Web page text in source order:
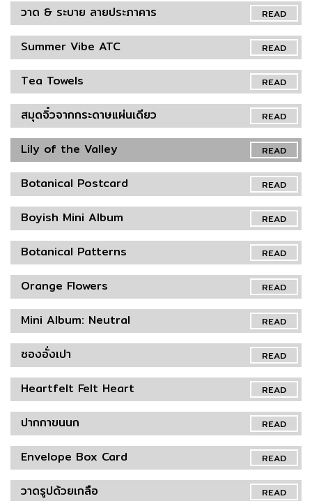
READ
วาด & ระบาย ลายประภาคาร
READ
Summer Vibe ATC
READ
Tea Towels
READ
สมุดจิ๋วจากกระดาษแผ่นเดียว
READ
Lily of the Valley
READ
Botanical Postcard
READ
Boyish Mini Album
READ
Botanical Patterns
READ
Orange Flowers
READ
Mini Album: Neutral
READ
ซองอั่งเปา
READ
Heartfelt Felt Heart
READ
ปากกาขนนก
READ
Envelope Box Card
READ
วาดรูปด้วยเกลือ